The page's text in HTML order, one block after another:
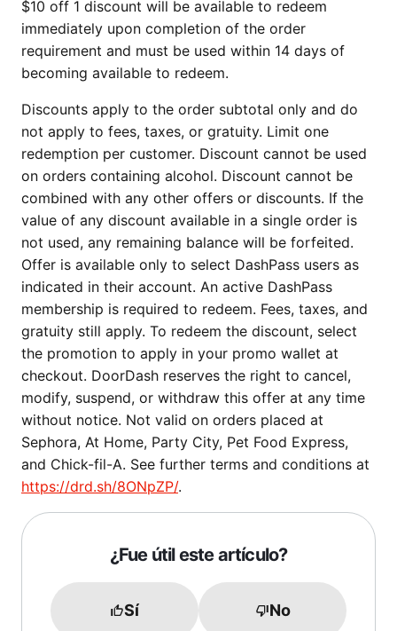
$10 off 1 discount will be available to redeem
immediately upon completion of the order
requirement and must be used within 14 days of
becoming available to redeem.
Discounts apply to the order subtotal only and do
not apply to fees, taxes, or gratuity. Limit one
redemption per customer. Discount cannot be used
on orders containing alcohol. Discount cannot be
combined with any other offers or discounts. If the
value of any discount available in a single order is
not used, any remaining balance will be forfeited.
Offer is available only to select DashPass users as
indicated in their account. An active DashPass
membership is required to redeem. Fees, taxes, and
gratuity still apply. To redeem the discount, select
the promotion to apply in your promo wallet at
checkout. DoorDash reserves the right to cancel,
modify, suspend, or withdraw this offer at any time
without notice. Not valid on orders placed at
Sephora, At Home, Party City, Pet Food Express,
and Chick-fil-A. See further terms and conditions at
https://drd.sh/8ONpZP/.
¿Fue útil este artículo?
Sí No